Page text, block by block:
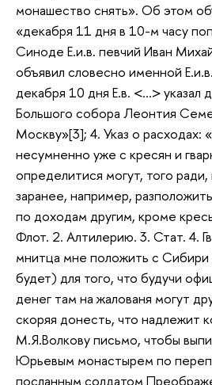
монашество снять». Об этом
«декабря 11 дня в 10-м часу
Синоде Е.и.в. певчий Иван
объявил словесно именной
декабря 10 дня Е.в. <…> указал
Большого собора Леонтия
Москву»[3]; 4. Указ о расходах:
несумненно уже с кресян и
определитися могут, того
заранее, например,
по доходам другим, кроме
Флот. 2. Алтилерию. 3. Стат. 4.
мнитца мне положить с Сибири
будет) для того, что будучи
денег там на жалованя могут
скоряя донесть, что надлежит
М.Я.Волкову письмо, чтобы
Юрьевым монастырем по
посланным солдатом